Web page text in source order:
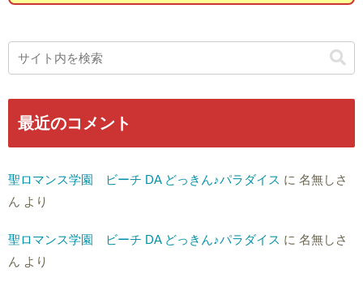
最近のコメント
聖ロマンス学園 ビーチ DA どっきん♪パラダイス に 名無しさ
ん より
聖ロマンス学園 ビーチ DA どっきん♪パラダイス に 名無しさ
ん より